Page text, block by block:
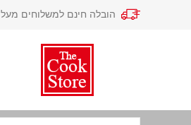
הובלה חינם למשלוחים מעל 299 ש"ח